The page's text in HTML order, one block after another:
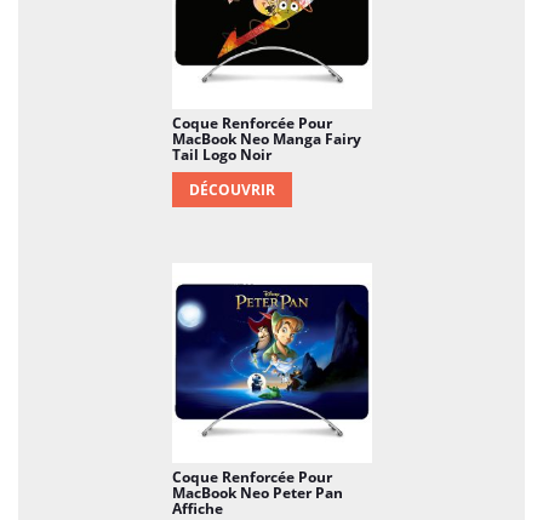
Coque Renforcée Pour
MacBook Neo Manga Fairy
Tail Logo Noir
DÉCOUVRIR
Coque Renforcée Pour
MacBook Neo Peter Pan
Affiche